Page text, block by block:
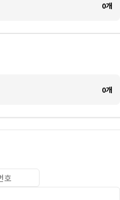
0개
0개